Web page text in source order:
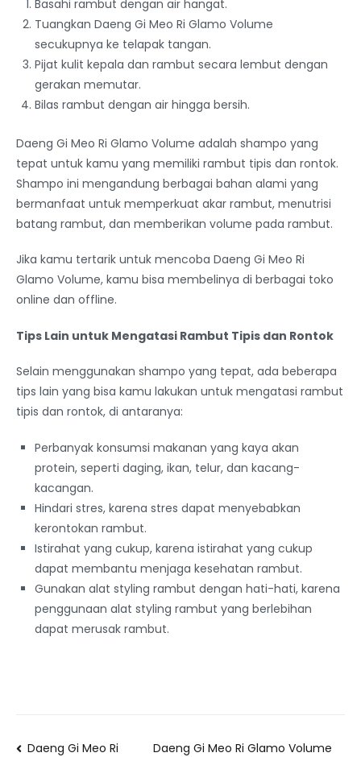
Basahi rambut dengan air hangat.
Tuangkan Daeng Gi Meo Ri Glamo Volume
secukupnya ke telapak tangan.
Pijat kulit kepala dan rambut secara lembut dengan
gerakan memutar.
Bilas rambut dengan air hingga bersih.
Daeng Gi Meo Ri Glamo Volume adalah shampo yang
tepat untuk kamu yang memiliki rambut tipis dan rontok.
Shampo ini mengandung berbagai bahan alami yang
bermanfaat untuk memperkuat akar rambut, menutrisi
batang rambut, dan memberikan volume pada rambut.
Jika kamu tertarik untuk mencoba Daeng Gi Meo Ri
Glamo Volume, kamu bisa membelinya di berbagai toko
online dan offline.
Tips Lain untuk Mengatasi Rambut Tipis dan Rontok
Selain menggunakan shampo yang tepat, ada beberapa
tips lain yang bisa kamu lakukan untuk mengatasi rambut
tipis dan rontok, di antaranya:
Perbanyak konsumsi makanan yang kaya akan
protein, seperti daging, ikan, telur, dan kacang-
kacangan.
Hindari stres, karena stres dapat menyebabkan
kerontokan rambut.
Istirahat yang cukup, karena istirahat yang cukup
dapat membantu menjaga kesehatan rambut.
Gunakan alat styling rambut dengan hati-hati, karena
penggunaan alat styling rambut yang berlebihan
dapat merusak rambut.
Daeng Gi Meo Ri
Daeng Gi Meo Ri Glamo Volume